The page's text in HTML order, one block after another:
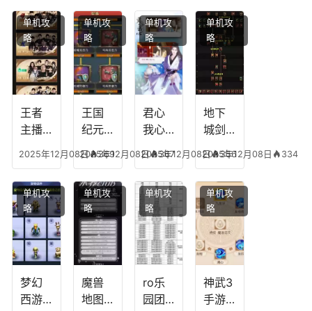
能，
游龙
传说
多少
级能
挖矿
点，
王者
技能
可以
放三
个是
什么
模式
技
能，
失心
符命
中后
附加
五雷
搭配
阵
容，
复古
传奇
英雄
版哪
个组
合平
王者
主播
搭
配，
王者
最强
的主
播
2025年12月08日 369
单机攻
略
王国
纪元
搭
配，
王国
纪元
最强
2025年12月08日 367
单机攻
略
君心
我心
宫攻
略，
君心
我心
剧情
文本
2025年12月08日 356
单机攻
略
地下
城剑
能加
点
图，
地下
城剑
神用
什么
装备
2025年12月08日 334
单机攻
略
梦幻
西游
单机攻
略
魔兽
地图
单机攻
略
ro乐
园团
单机攻
略
神武3
手游
单机攻
略